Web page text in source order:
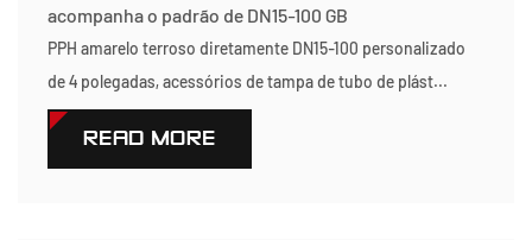
acompanha o padrão de DN15-100 GB
PPH amarelo terroso diretamente DN15-100 personalizado
de 4 polegadas, acessórios de tampa de tubo de plást...
READ MORE